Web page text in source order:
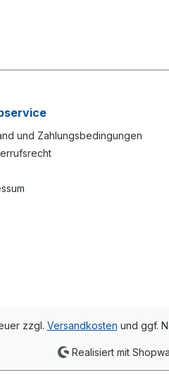
und Zahlungsbedingungen
zzgl. Versandkosten und ggf.
Realisiert mit